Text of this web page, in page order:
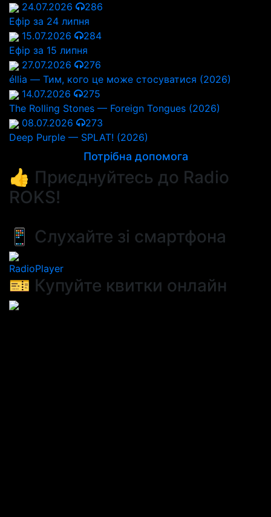
24.07.2026
286
Ефір за 24 липня
15.07.2026
284
Ефір за 15 липня
27.07.2026
276
éllia — Тим, кого це може стосуватися (2026)
14.07.2026
275
The Rolling Stones — Foreign Tongues (2026)
08.07.2026
273
Deep Purple — SPLAT! (2026)
Потрібна допомога
👍 Приєднуйтесь до Radio
ROKS!
📱 Слухайте зі смартфона
RadioPlayer
🎫 Купуйте квитки онлайн